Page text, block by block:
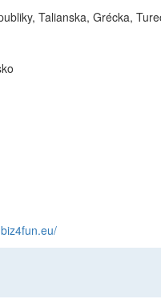
Talianska, Grécka,